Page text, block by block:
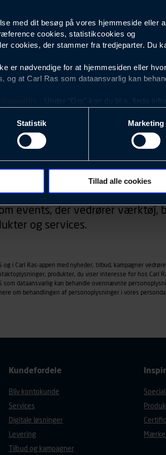
med dit besøg på vores hjemmeside eller
cookies, statistikcookies og
cookies, der stammer fra tredjeparter. Du
er nødvendige for at hjemmesiden eller
og at Carl Ras som dataansvarlig kan
. Under "Om" kan du bl.a. finde
brugervenlighed og effektiviteten af vores
populære, og som derfor skal være
browsertype, søgeord, IP-adresse,
der anvendes.
personoplysninger om dit foretrukne sprog,
herunder færden på siderne, tidspunkt,
informationer om enhedstype (computer,
Statistik Marketing
Tillad alle cookies
events, der vedrører værktøj,
og services.
i Carl Ras-appen med nyheder, tilbud, kampagner
produkter, du viser interesse for hos Carl
dataansvarlig kan behandle ovennævnte
om behandlingen af personoplysninger i vores
Kundefordele
Bliv kontokunde
Services
Digitale løsninger
Levering
Tilbud og kampagner